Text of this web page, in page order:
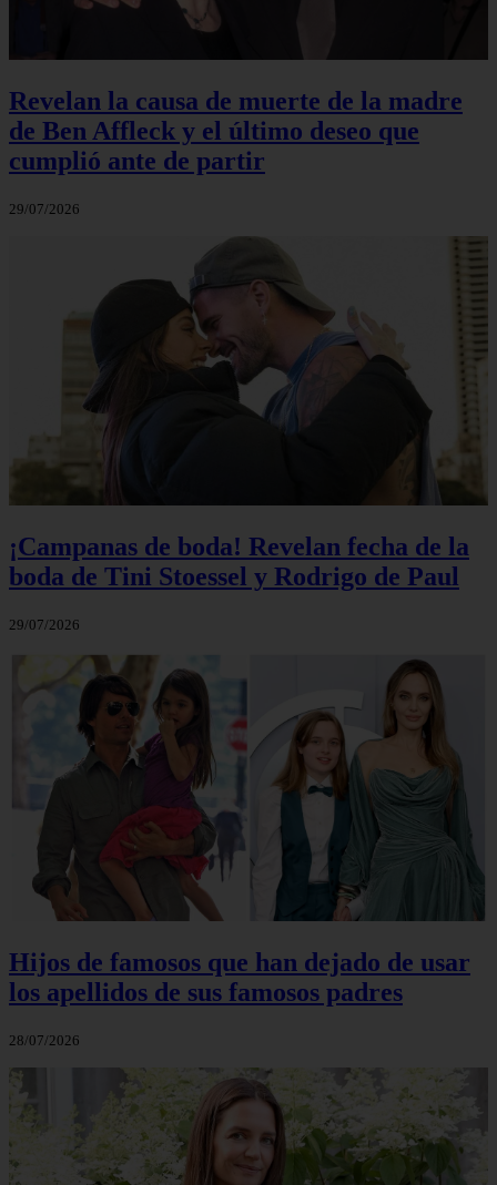
Revelan la causa de muerte de la madre
de Ben Affleck y el último deseo que
cumplió ante de partir
29/07/2026
¡Campanas de boda! Revelan fecha de la
boda de Tini Stoessel y Rodrigo de Paul
29/07/2026
Hijos de famosos que han dejado de usar
los apellidos de sus famosos padres
28/07/2026